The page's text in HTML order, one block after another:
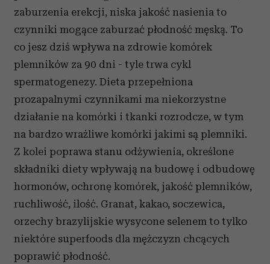
zaburzenia erekcji, niska jakość nasienia to
czynniki mogące zaburzać płodność męską. To
co jesz dziś wpływa na zdrowie komórek
plemników za 90 dni - tyle trwa cykl
spermatogenezy. Dieta przepełniona
prozapalnymi czynnikami ma niekorzystne
działanie na komórki i tkanki rozrodcze, w tym
na bardzo wrażliwe komórki jakimi są plemniki.
Z kolei poprawa stanu odżywienia, określone
składniki diety wpływają na budowę i odbudowę
hormonów, ochronę komórek, jakość plemników,
ruchliwość, ilość. Granat, kakao, soczewica,
orzechy brazylijskie wysycone selenem to tylko
niektóre superfoods dla mężczyzn chcących
poprawić płodność.